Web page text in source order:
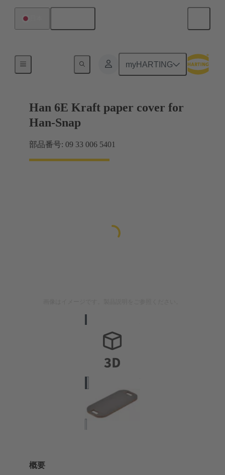
myHARTING
Han 6E Kraft paper cover for
Han-Snap
部品番号: 09 33 006 5401
概要